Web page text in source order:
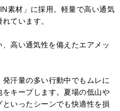
素材」に採用。軽量で高い通気
ています。
、高い通気性を備えたエアメッ
汗量の多い行動中でもムレに
をキープします。夏場の低山や
いったシーンでも快適性を損